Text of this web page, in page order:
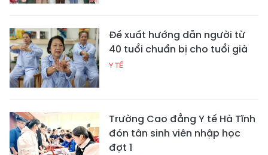
Đề xuất hướng dẫn người từ
40 tuổi chuẩn bị cho tuổi già
Y TẾ
Trường Cao đẳng Y tế Hà Tĩnh
đón tân sinh viên nhập học
đợt 1